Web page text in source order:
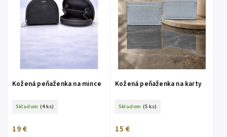
Kožená peňaženka na mince
Skladom (4 ks)
19 €
Kožená peňaženka na karty
Skladom (5 ks)
15 €